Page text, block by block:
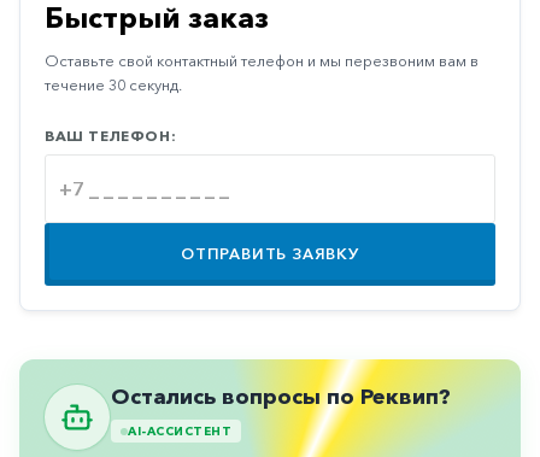
Паркинсон
Противоаллергические
Противовоспалительные
Противогрибковые
Противоопухолевые
Противоподагрические
Прочее
Быстрый заказ
Оставьте свой контактный телефон и мы перезвоним вам в
течение 30 секунд.
ВАШ ТЕЛЕФОН:
ОТПРАВИТЬ ЗАЯВКУ
Остались вопросы по Реквип?
AI-АССИСТЕНТ